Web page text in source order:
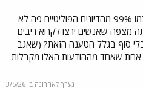
בשורה התחתונה משהו כמו 99% מהדיונים הפוליטיים פה לא
מצפה שאנשים ירצו לקרוא ריבים
סוף בגלל הטענה הזאת? (שאגב
אחת שאחד מההודעות האלו מקבלות
נערך לאחרונה ב: 3/5/26